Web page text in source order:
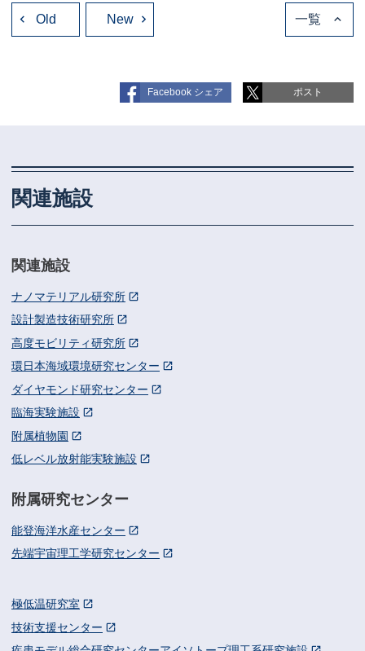
投
Old New 一覧
Facebook シェア ポスト
関連施設
関連施設
ナノマテリアル研究所
設計製造技術研究所
高度モビリティ研究所
環日本海域環境研究センター
ダイヤモンド研究センター
臨海実験施設
附属植物園
低レベル放射能実験施設
附属研究センター
能登海洋水産センター
先端宇宙理工学研究センター
極低温研究室
技術支援センター